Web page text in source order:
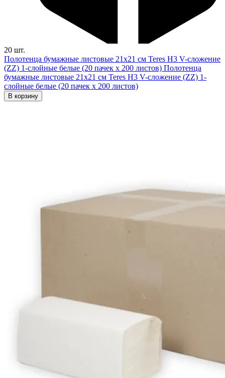
20 шт.
Полотенца бумажные листовые 21х21 см Teres H3 V-сложение
(ZZ) 1-слойные белые (20 пачек х 200 листов) Полотенца
бумажные листовые 21х21 см Teres H3 V-сложение (ZZ) 1-
слойные белые (20 пачек х 200 листов)
В корзину